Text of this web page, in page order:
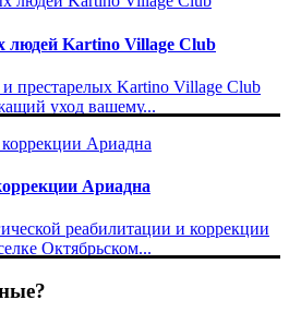
людей Kartino Village Club
престарелых Kartino Village Club
уход вашему...
Ариадна
реабилитации и коррекции
Октябрьском...